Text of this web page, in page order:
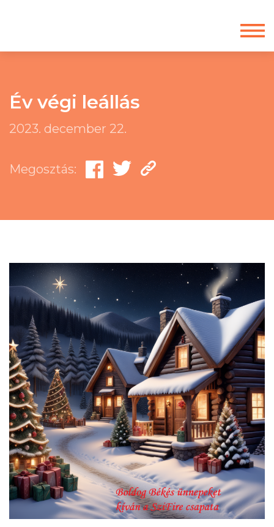
Év végi leállás
2023. december 22.
Megosztás: